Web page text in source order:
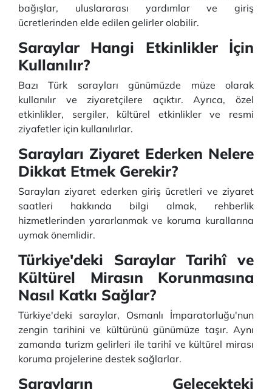
bağışlar, uluslararası yardımlar ve giriş
ücretlerinden elde edilen gelirler olabilir.
Saraylar Hangi Etkinlikler İçin
Kullanılır?
Bazı Türk sarayları günümüzde müze olarak
kullanılır ve ziyaretçilere açıktır. Ayrıca, özel
etkinlikler, sergiler, kültürel etkinlikler ve resmi
ziyafetler için kullanılırlar.
Sarayları Ziyaret Ederken Nelere
Dikkat Etmek Gerekir?
Sarayları ziyaret ederken giriş ücretleri ve ziyaret
saatleri hakkında bilgi almak, rehberlik
hizmetlerinden yararlanmak ve koruma kurallarına
uymak önemlidir.
Türkiye'deki Saraylar Tarihî ve
Kültürel Mirasın Korunmasına
Nasıl Katkı Sağlar?
Türkiye'deki saraylar, Osmanlı İmparatorluğu'nun
zengin tarihini ve kültürünü günümüze taşır. Aynı
zamanda turizm gelirleri ile tarihî ve kültürel mirası
koruma projelerine destek sağlarlar.
Sarayların Gelecekteki